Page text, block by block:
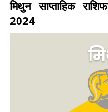
मिथुन साप्ताहिक
2024